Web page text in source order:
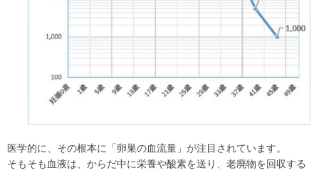
医学的に、その根本に「卵巣の血流量」が注目されています。
そもそも血液は、からだ中に栄養や酸素を送り、老廃物を回収する